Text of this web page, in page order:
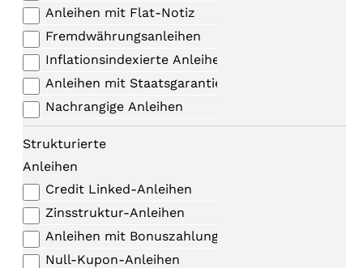
Anleihen mit Flat-Notiz
Fremdwährungsanleihen
Inflationsindexierte Anleihen
Anleihen mit Staatsgarantie
Nachrangige Anleihen
Strukturierte
Anleihen
Credit Linked-Anleihen
Zinsstruktur-Anleihen
Anleihen mit Bonuszahlungen
Null-Kupon-Anleihen